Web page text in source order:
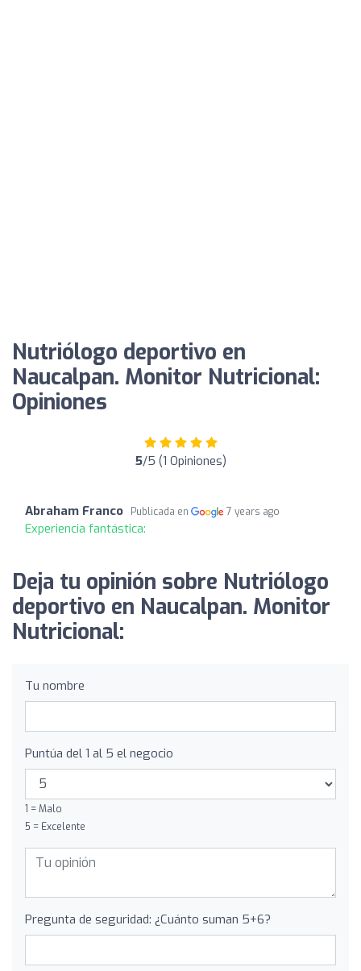
Nutriólogo deportivo en
Naucalpan. Monitor Nutricional:
Opiniones
5/5 (1 Opiniones)
Abraham Franco Publicada en 7 years ago
Experiencia fantástica:
Deja tu opinión sobre Nutriólogo
deportivo en Naucalpan. Monitor
Nutricional:
Tu nombre
Puntúa del 1 al 5 el negocio
1 = Malo
5 = Excelente
Pregunta de seguridad: ¿Cuánto suman 5+6?